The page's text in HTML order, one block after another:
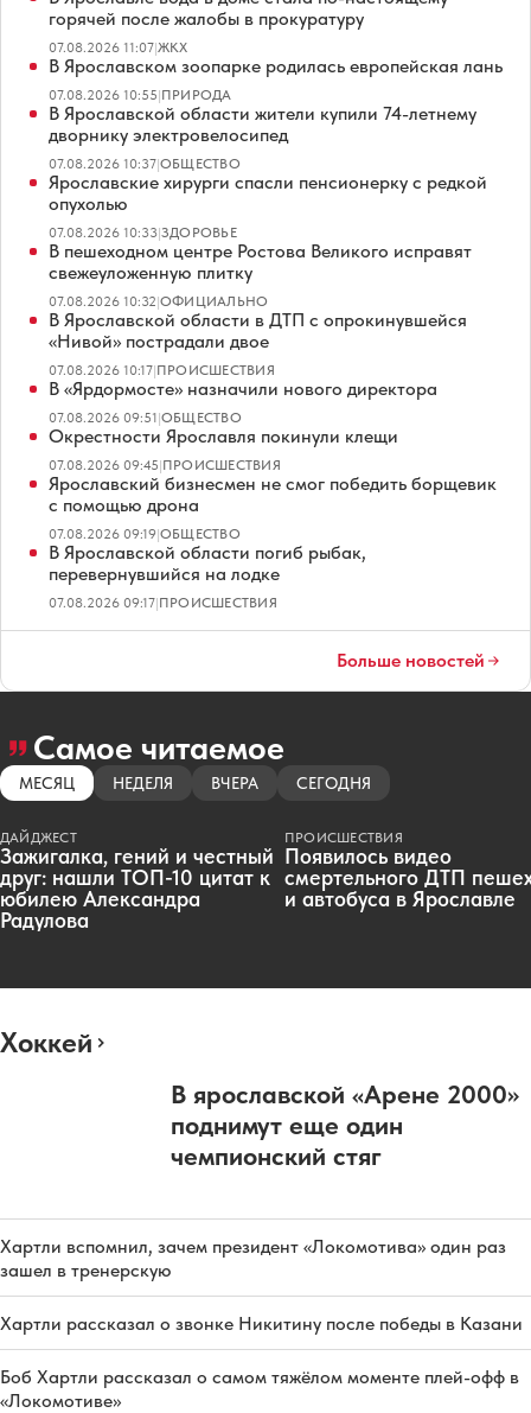
горячей после жалобы в прокуратуру
07.08.2026 11:07|ЖКХ
В Ярославском зоопарке родилась европейская лань
07.08.2026 10:55|ПРИРОДА
В Ярославской области жители купили 74-летнему
дворнику электровелосипед
07.08.2026 10:37|ОБЩЕСТВО
Ярославские хирурги спасли пенсионерку с редкой
опухолью
07.08.2026 10:33|ЗДОРОВЬЕ
В пешеходном центре Ростова Великого исправят
свежеуложенную плитку
07.08.2026 10:32|ОФИЦИАЛЬНО
В Ярославской области в ДТП с опрокинувшейся
«Нивой» пострадали двое
07.08.2026 10:17|ПРОИСШЕСТВИЯ
В «Ярдормосте» назначили нового директора
07.08.2026 09:51|ОБЩЕСТВО
Окрестности Ярославля покинули клещи
07.08.2026 09:45|ПРОИСШЕСТВИЯ
Ярославский бизнесмен не смог победить борщевик
с помощью дрона
07.08.2026 09:19|ОБЩЕСТВО
В Ярославской области погиб рыбак,
перевернувшийся на лодке
07.08.2026 09:17|ПРОИСШЕСТВИЯ
Больше новостей
Самое читаемое
МЕСЯЦ НЕДЕЛЯ ВЧЕРА СЕГОДНЯ
ДАЙДЖЕСТ
Зажигалка, гений и честный
друг: нашли ТОП-10 цитат к
юбилею Александра
Радулова
ПРОИСШЕСТВИЯ
Появилось видео
смертельного ДТП
и автобуса в Ярославле
Хоккей
В ярославской «Арене 2000»
поднимут еще один
чемпионский стяг
Хартли вспомнил, зачем президент «Локомотива» один раз
зашел в тренерскую
Хартли рассказал о звонке Никитину после победы в Казани
Боб Хартли рассказал о самом тяжёлом моменте плей-офф в
«Локомотиве»